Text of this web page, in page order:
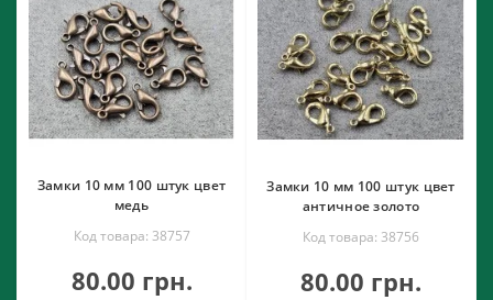
Замки 10 мм 100 штук цвет
медь
Код товара: 38757
80.00 грн.
Замки 10 мм 100 штук цвет
античное золото
Код товара: 38756
80.00 грн.